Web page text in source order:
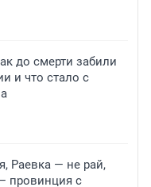
до смерти забили
и что стало с
Раевка — не рай,
провинция с